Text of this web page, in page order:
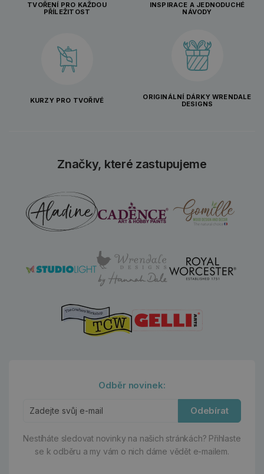
TVOŘENÍ PRO KAŽDOU
PŘÍLEŽITOST
INSPIRACE A JEDNODUCHÉ
NÁVODY
KURZY PRO TVOŘIVÉ
ORIGINÁLNÍ DÁRKY WRENDALE
DESIGNS
Značky, které zastupujeme
Odběr novinek:
Odebírat
Nestíháte sledovat novinky na našich stránkách? Přihlaste
se k odběru a my vám o nich dáme vědět e-mailem.